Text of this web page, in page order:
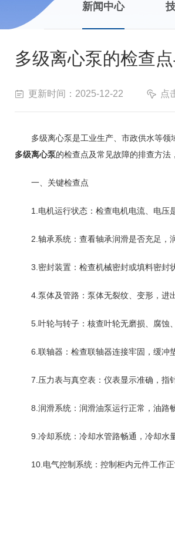
新闻中心
多级离心泵的检查
更新时间：2025-12-22 点
多级离心泵是工业生产、市政供水等领域
多级离心泵的检查点及常见故障的排查方法
一、关键检查点
1.电机运行状态：检查电机电流、电压是
2.轴承系统：查看轴承润滑是否充足，润
3.密封装置：检查机械密封或填料密封状
4.泵体及管路：泵体无裂纹、变形，进出
5.叶轮与转子：核查叶轮无磨损、腐蚀、
6.联轴器：检查联轴器连接牢固，缓冲垫
7.压力表与真空表：仪表显示准确，指针
8.润滑系统：润滑油泵运行正常，油路畅
9.冷却系统：冷却水管路畅通，冷却水量
10.电气控制系统：控制柜内元件工作正